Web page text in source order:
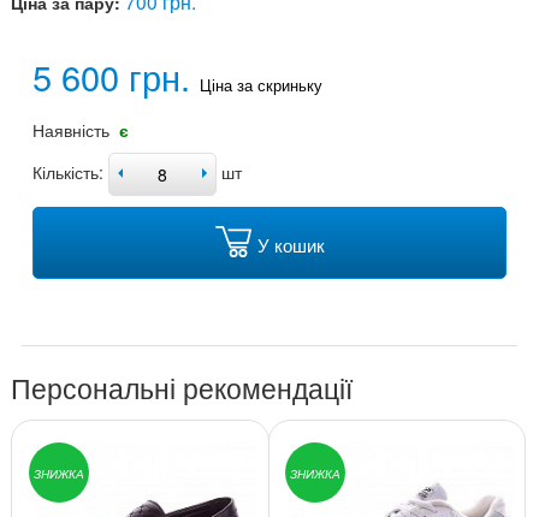
5 600 грн. Ціна за скриньку
Наявність є
Кількість:
шт
У кошик
Персональні рекомендації
ЗНИЖКА ЗНИЖКА